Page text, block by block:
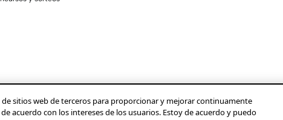
Privacidad Profeco Condusef
sitios web de terceros para proporcionar y mejorar continuamente
acuerdo con los intereses de los usuarios. Estoy de acuerdo y puedo